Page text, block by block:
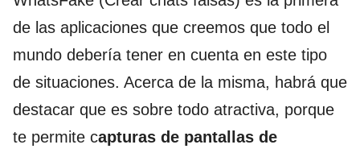
de las aplicaciones que creemos que todo el
mundo debería tener en cuenta en este tipo
de situaciones. Acerca de la misma, habrá que
destacar que es sobre todo atractiva, porque
te permite capturas de pantallas de